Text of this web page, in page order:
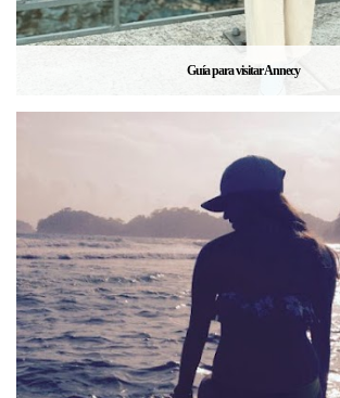
Guía para visitar Annecy